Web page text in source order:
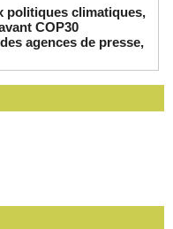
politiques climatiques,
COP30
agences de presse,